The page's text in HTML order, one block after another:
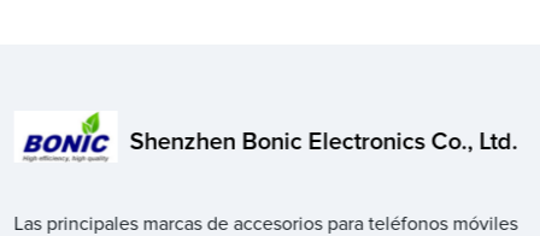
Shenzhen Bonic Electronics Co., Ltd.
Las principales marcas de accesorios para teléfonos móviles